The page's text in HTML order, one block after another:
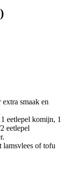
smaak en
eetlepel komijn, 1
eetlepel
lamsvlees of tofu